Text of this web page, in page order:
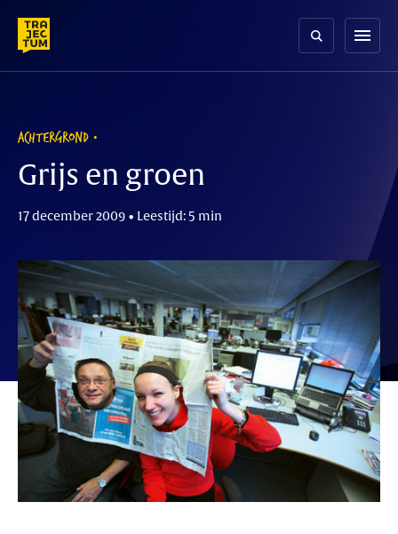
content
menu
ACHTERGROND
Grijs en groen
17 december 2009 • Leestijd: 5 min